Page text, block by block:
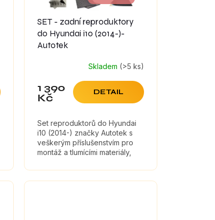
SET - zadní reproduktory
do Hyundai i10 (2014-)-
Autotek
Skladem (>5 ks)
1 390
Kč
DETAIL
Set reproduktorů do Hyundai
i10 (2014-) značky Autotek s
veškerým příslušenstvím pro
montáž a tlumícími materiály,
zvuk reproduktorů.